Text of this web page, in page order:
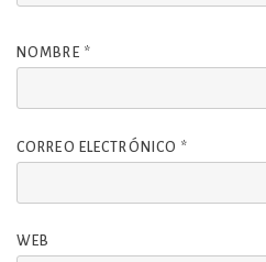
NOMBRE *
CORREO ELECTRÓNICO *
WEB